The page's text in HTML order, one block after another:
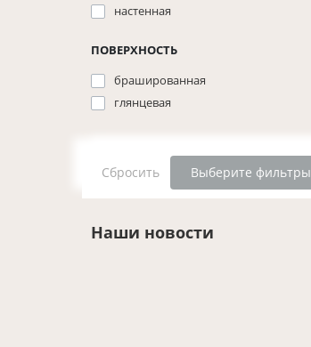
настенная
ПОВЕРХНОСТЬ
брашированная
глянцевая
Сбросить Выберите фильтры
Наши новости